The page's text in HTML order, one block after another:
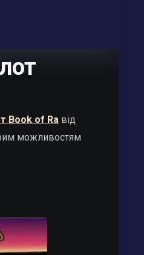
Book of Ra від
можливостям